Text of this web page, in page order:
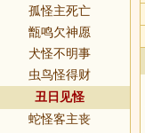
孤怪主死亡
甑鸣欠神愿
犬怪不明事
虫鸟怪得财
丑日见怪
蛇怪客主丧